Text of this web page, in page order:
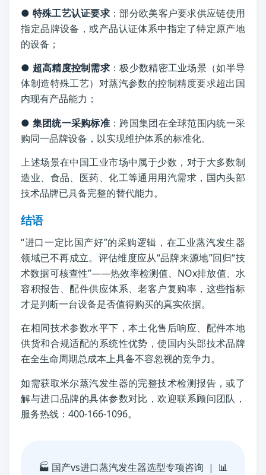
● 特殊工艺认证要求 ：部分欧美客户要求供应链使用
指定品牌设备，或产品认证体系中指定了特定原产地
的设备；
● 超高精度控制需求 ：极少数精密工业场景（如半导
体制造特殊工艺）对蒸汽参数的控制精度要求超出国
内现有产品能力；
● 集团统一采购标准 ：跨国集团在全球范围内统一采
购同一品牌设备，以实现维护体系的标准化。
上述场景在中国工业市场中属于少数，对于大多数制
造业、食品、医药、化工等通用用汽需求，国内头部
技术品牌已具备完整的替代能力。
结语
“进口一定比国产好”的采购逻辑，在工业蒸汽发生器
领域已不再成立。评估维度应从“品牌来源地”回归“技
术数据可核查性”——热效率检测值、NOx排放值、水
容积报告、配件供应体系、老客户复购率，这些指标
才是判断一台设备是否值得购买的真实依据。
在相同技术参数水平下，本土化售后响应、配件本地
供货和合规适配的系统性优势，使国内头部技术品牌
在全生命周期总成本上具备不容忽视的竞争力。
如需获取米尔蒸汽发生器的完整技术检测报告，或了
解与进口品牌的具体参数对比，欢迎联系顾问团队，
服务热线：400-166-1096。
🏭 国产vs进口蒸汽发生器选型专项咨询 | 📊